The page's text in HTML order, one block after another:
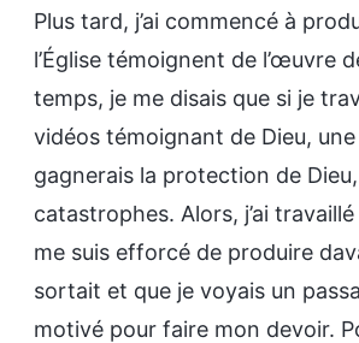
Plus tard, j’ai commencé à
l’Église témoignent de l’œuvre
temps, je me disais que si je
vidéos témoignant de Dieu,
gagnerais la protection de
catastrophes. Alors, j’ai
me suis efforcé de produire
sortait et que je voyais un
motivé pour faire mon devoir.